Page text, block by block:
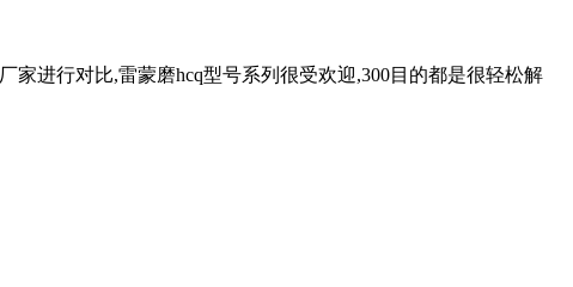
进行对比,雷蒙磨hcq型号系列很受欢迎,300目的都是很轻松解